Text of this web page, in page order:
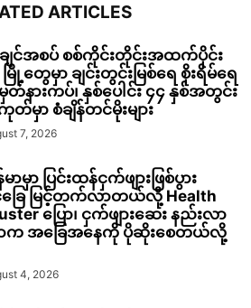
ARTICLES
ျင်အစပ် စစ်ကိုင်းတိုင်းအထက်ပိုင်း
ြို့တွေမှာ ချင်းတွင်းမြစ်ရေ စိုးရိမ်ရေ
နားကပ်၊ နှစ်ပေါင်း ၄၄ နှစ်အတွင်း
တ်မှာ စံချိန်တင်မိုးများ
7, 2026
မာမှာ ပြင်းထန်ငှက်ဖျားဖြစ်ပွား
ခြေ မြင့်တက်လာတယ်လို့ Health
ပြော၊ ငှက်ဖျားဆေး နည်းလာ
က အခြေအနေကို ပိုဆိုးစေတယ်လို့
4, 2026